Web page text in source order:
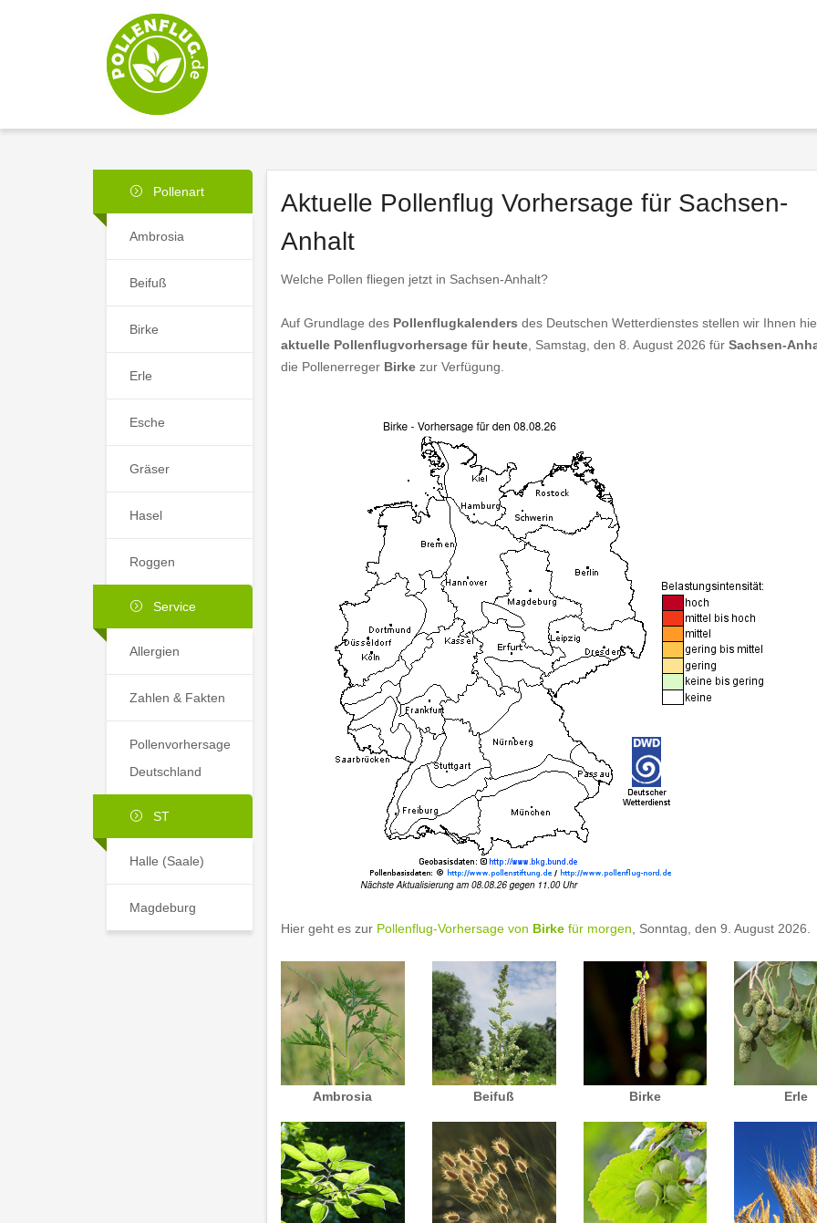
Pollenart
Ambrosia
Beifuß
Birke
Erle
Esche
Gräser
Hasel
Roggen
Service
Allergien
Zahlen & Fakten
Pollenvorhersage
Deutschland
ST
Halle (Saale)
Magdeburg
Aktuelle Pollenflug Vorhersage für Sachsen-
Anhalt
Welche Pollen fliegen jetzt in Sachsen-Anhalt?
Auf Grundlage des Pollenflugkalenders des Deutschen Wetterdienstes stellen wir Ihnen
aktuelle Pollenflugvorhersage für heute , Samstag, den 8. August 2026 für Sachsen-
die Pollenerreger Birke zur Verfügung.
Hier geht es zur Pollenflug-Vorhersage von Birke für morgen , Sonntag, den 9. August 2026.
Ambrosia Beifuß Birke Erle